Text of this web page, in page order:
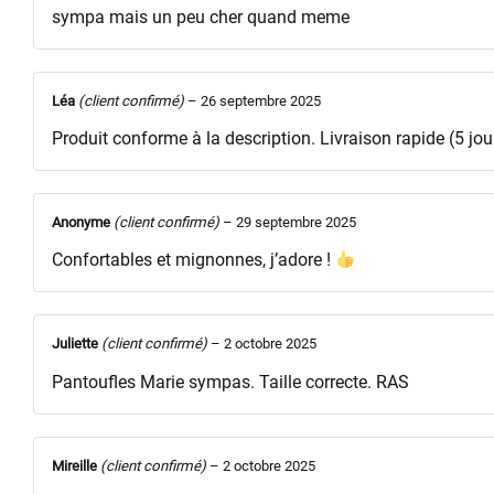
sympa mais un peu cher quand meme
Léa (client confirmé) – 26 septembre 2025
Produit conforme à la description. Livraison rapide (5
Anonyme (client confirmé) – 29 septembre 2025
Confortables et mignonnes, j’adore !
Juliette (client confirmé) – 2 octobre 2025
Pantoufles Marie sympas. Taille correcte. RAS
Mireille (client confirmé) – 2 octobre 2025